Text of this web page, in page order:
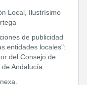
Local, Ilustrísimo
de publicidad
entidades locales":
del Consejo de
Andalucía.